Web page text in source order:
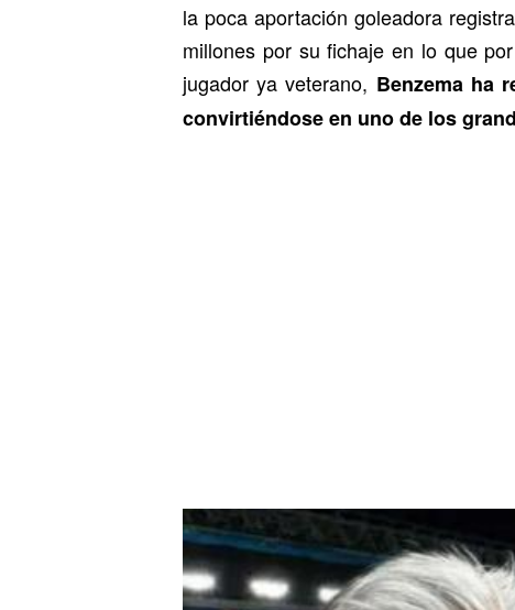
la poca aportación goleadora
millones por su fichaje en lo que
jugador ya veterano, Benzema ha
convirtiéndose en uno de los